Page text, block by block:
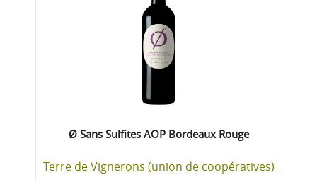
Ø Sans Sulfites AOP Bordeaux Rouge
Terre de Vignerons (union de coopératives)